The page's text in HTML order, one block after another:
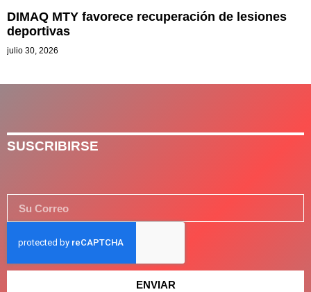
DIMAQ MTY favorece recuperación de lesiones
deportivas
julio 30, 2026
SUSCRIBIRSE
ENVIAR